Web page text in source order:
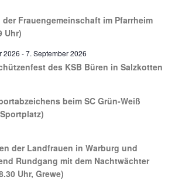
Frauengemeinschaft im Pfarrheim
Uhr)
2026 -7. September 2026
des KSB Büren in Salzkotten
beim SC Grün-Weiß
der Landfrauen in Warburg und
Rundgang mit dem Nachtwächter
Uhr, Grewe)